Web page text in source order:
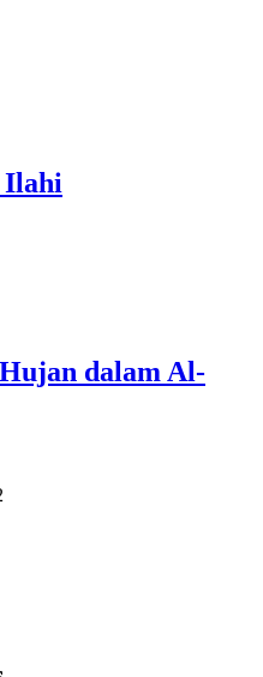
Ilahi
dalam Al-